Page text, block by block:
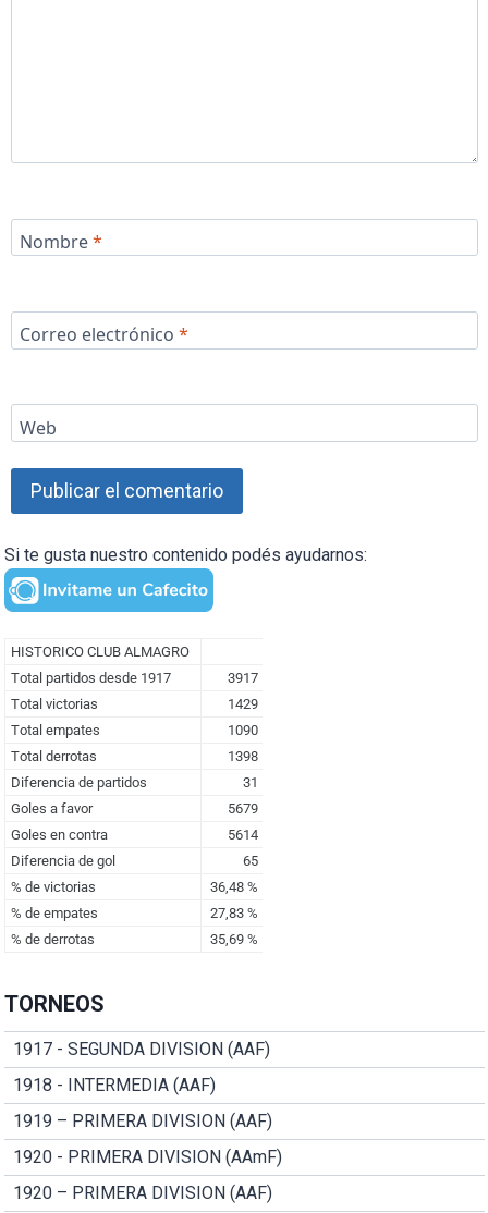
Nombre*
Correo electrónico *
Web
Si te gusta nuestro contenido podés ayudarnos:
TORNEOS
1917 - SEGUNDA DIVISION (AAF)
1918 - INTERMEDIA (AAF)
1919 – PRIMERA DIVISION (AAF)
1920 - PRIMERA DIVISION (AAmF)
1920 – PRIMERA DIVISION (AAF)